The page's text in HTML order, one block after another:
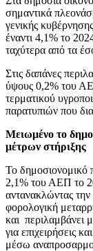
σημαντικά
γενικής
έναντι 4,1% το
ταχύτερα από τα
Στις δαπάνες
ύψους 0,2% του
τερματικού
παρατυπιών που
Μειωμένο το
μέτρων στήριξης
Το δημοσιονομικό
2,1% του ΑΕΠ το
αντανακλώντας
φορολογική
και περιλαμβάνει
για επιχειρήσεις
μέσω